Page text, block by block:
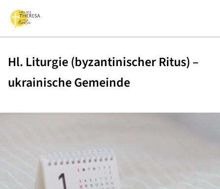
Hl. Liturgie (byzantinischer Ritus) –
ukrainische Gemeinde